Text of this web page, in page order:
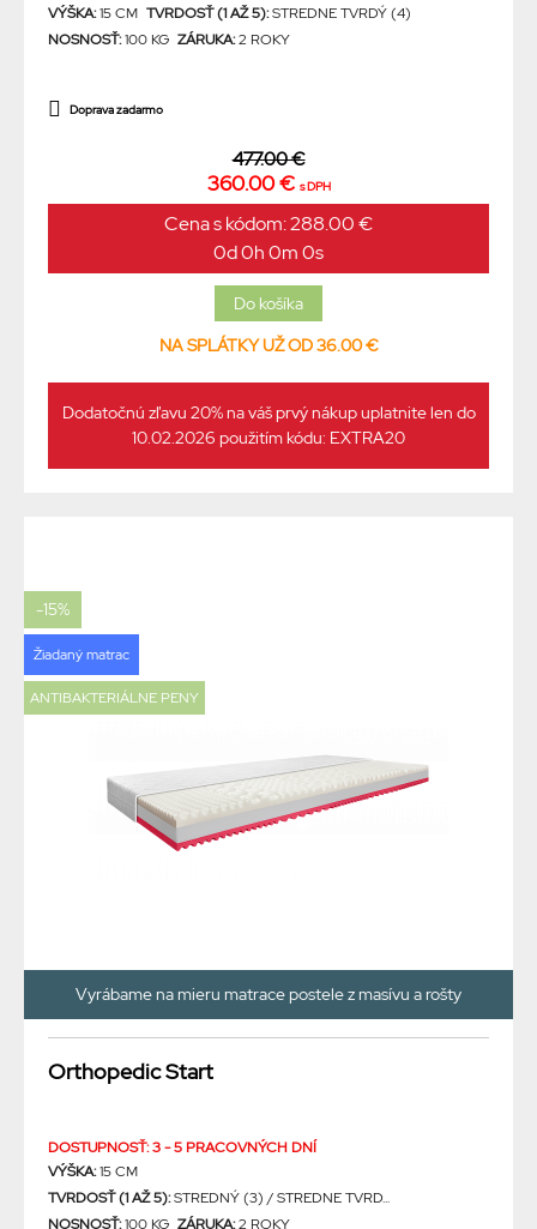
VÝŠKA:15 CM TVRDOSŤ (1 AŽ 5):STREDNE TVRDÝ (4)
NOSNOSŤ:100 KG ZÁRUKA:2 ROKY
Doprava zadarmo
477.00 €
360.00 € s DPH
Cena s kódom: 288.00 €
0d 0h 0m 0s
NA SPLÁTKY UŽ OD 36.00 €
Dodatočnú zľavu 20% na váš prvý nákup uplatnite len do
10.02.2026 použitím kódu: EXTRA20
-15%
Žiadaný matrac
ANTIBAKTERIÁLNE PENY
Vyrábame na mieru matrace postele z masívu a rošty
Orthopedic Start
DOSTUPNOSŤ: 3 - 5 PRACOVNÝCH DNÍ
VÝŠKA:15 CM
TVRDOSŤ (1 AŽ 5):STREDNÝ (3) / STREDNE TVRD...
NOSNOSŤ:100 KG ZÁRUKA:2 ROKY